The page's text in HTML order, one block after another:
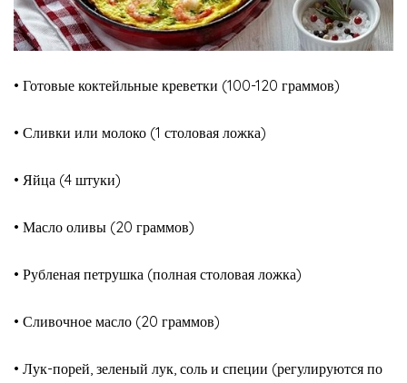
• Готовые коктейльные креветки (100-120 граммов)
• Сливки или молоко (1 столовая ложка)
• Яйца (4 штуки)
• Масло оливы (20 граммов)
• Рубленая петрушка (полная столовая ложка)
• Сливочное масло (20 граммов)
• Лук-порей, зеленый лук, соль и специи (регулируются по